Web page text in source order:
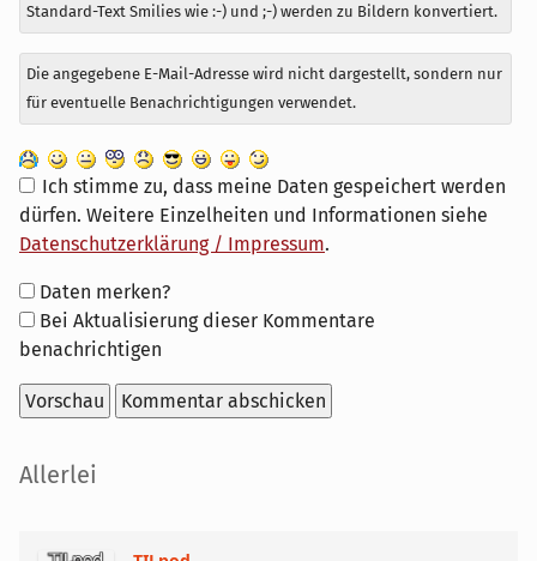
Standard-Text Smilies wie :-) und ;-) werden zu Bildern konvertiert.
Die angegebene E-Mail-Adresse wird nicht dargestellt, sondern nur
für eventuelle Benachrichtigungen verwendet.
Ich stimme zu, dass meine Daten gespeichert werden
dürfen. Weitere Einzelheiten und Informationen siehe
Datenschutzerklärung / Impressum.
Formular-
Optionen
Daten merken?
Bei Aktualisierung dieser Kommentare
benachrichtigen
Seitenleiste
Allerlei